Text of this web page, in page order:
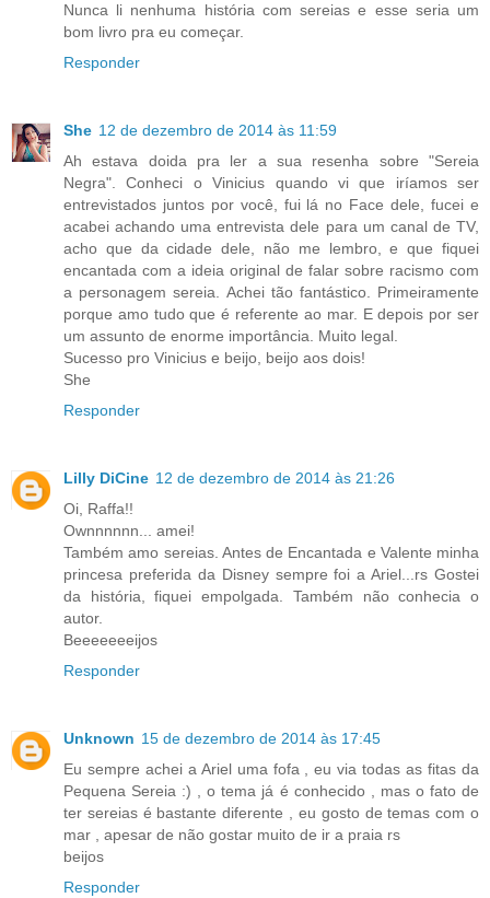
Nunca li nenhuma história com sereias e esse seria um
bom livro pra eu começar.
Responder
She 12 de dezembro de 2014 às 11:59
Ah estava doida pra ler a sua resenha sobre "Sereia
Negra". Conheci o Vinicius quando vi que iríamos ser
entrevistados juntos por você, fui lá no Face dele, fucei e
acabei achando uma entrevista dele para um canal de TV,
acho que da cidade dele, não me lembro, e que fiquei
encantada com a ideia original de falar sobre racismo com
a personagem sereia. Achei tão fantástico. Primeiramente
porque amo tudo que é referente ao mar. E depois por ser
um assunto de enorme importância. Muito legal.
Sucesso pro Vinicius e beijo, beijo aos dois!
She
Responder
Lilly DiCine 12 de dezembro de 2014 às 21:26
Oi, Raffa!!
Ownnnnnn... amei!
Também amo sereias. Antes de Encantada e Valente minha
princesa preferida da Disney sempre foi a Ariel...rs Gostei
da história, fiquei empolgada. Também não conhecia o
autor.
Beeeeeeeijos
Responder
Unknown 15 de dezembro de 2014 às 17:45
Eu sempre achei a Ariel uma fofa , eu via todas as fitas da
Pequena Sereia :) , o tema já é conhecido , mas o fato de
ter sereias é bastante diferente , eu gosto de temas com o
mar , apesar de não gostar muito de ir a praia rs
beijos
Responder